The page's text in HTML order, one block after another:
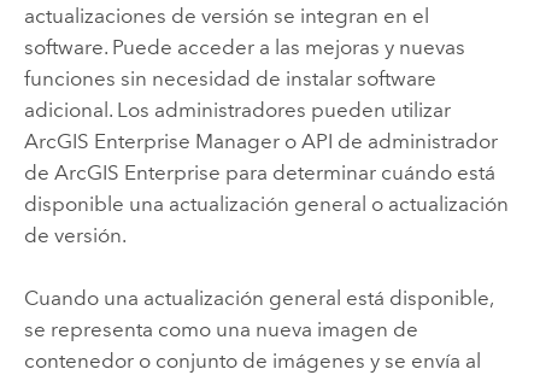
actualizaciones de versión se integran en el
software. Puede acceder a las mejoras y nuevas
funciones sin necesidad de instalar software
adicional. Los administradores pueden utilizar
ArcGIS Enterprise Managero API de administrador
de ArcGIS Enterprise para determinar cuándo está
disponible una actualización general o actualización
de versión.
Cuando una actualización general está disponible,
se representa como una nueva imagen de
contenedor o conjunto de imágenes y se envía al